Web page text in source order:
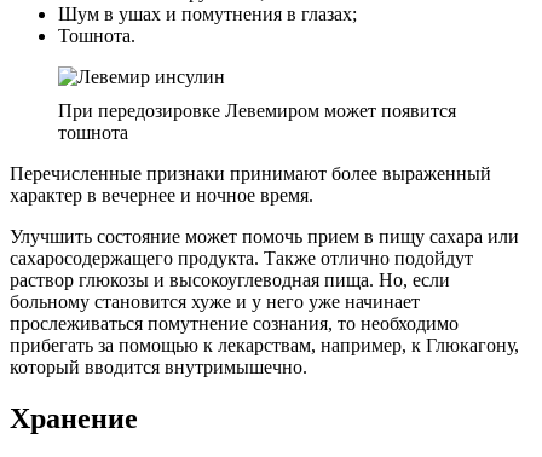
Шум в ушах и помутнения в глазах;
Тошнота.
При передозировке Левемиром может появится
тошнота
Перечисленные признаки принимают более выраженный
характер в вечернее и ночное время.
Улучшить состояние может помочь прием в пищу сахара или
сахаросодержащего продукта. Также отлично подойдут
раствор глюкозы и высокоуглеводная пища. Но, если
больному становится хуже и у него уже начинает
прослеживаться помутнение сознания, то необходимо
прибегать за помощью к лекарствам, например, к Глюкагону,
который вводится внутримышечно.
Хранение